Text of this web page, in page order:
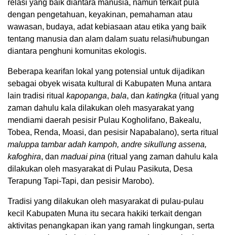
relasi yang baik diantara manusia, namun terkait pula
dengan pengetahuan, keyakinan, pemahaman atau
wawasan, budaya, adat kebiasaan atau etika yang baik
tentang manusia dan alam dalam suatu relasi/hubungan
diantara penghuni komunitas ekologis.
Beberapa kearifan lokal yang potensial untuk dijadikan
sebagai obyek wisata kultural di Kabupaten Muna antara
lain tradisi ritual kapopanga, bala, dan katingka (ritual yang
zaman dahulu kala dilakukan oleh masyarakat yang
mendiami daerah pesisir Pulau Kogholifano, Bakealu,
Tobea, Renda, Moasi, dan pesisir Napabalano), serta ritual
maluppa tambar adah kampoh, andre sikullung assena,
kafoghira, dan maduai pina (ritual yang zaman dahulu kala
dilakukan oleh masyarakat di Pulau Pasikuta, Desa
Terapung Tapi-Tapi, dan pesisir Marobo).
Tradisi yang dilakukan oleh masyarakat di pulau-pulau
kecil Kabupaten Muna itu secara hakiki terkait dengan
aktivitas penangkapan ikan yang ramah lingkungan, serta